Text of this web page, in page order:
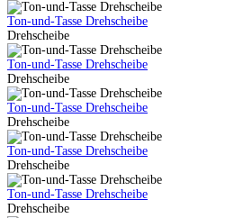
Ton-und-Tasse Drehscheibe
Drehscheibe
Ton-und-Tasse Drehscheibe
Drehscheibe
Ton-und-Tasse Drehscheibe
Drehscheibe
Ton-und-Tasse Drehscheibe
Drehscheibe
Ton-und-Tasse Drehscheibe
Drehscheibe